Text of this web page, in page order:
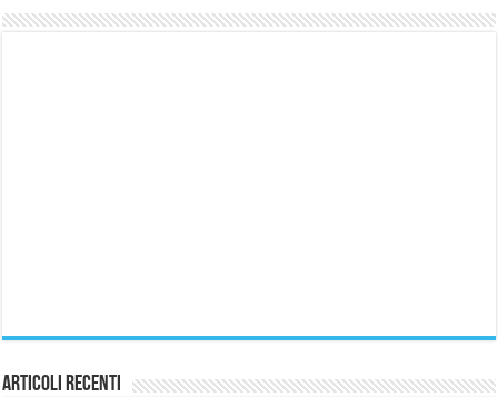
Articoli Recenti